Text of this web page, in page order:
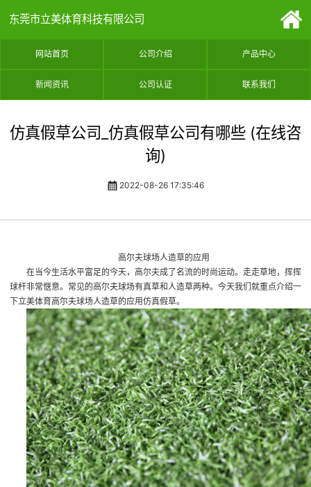
东莞市立美体育科技有限公司
网站首页 公司介绍 产品中心
新闻资讯 公司认证 联系我们
仿真假草公司_仿真假草公司有哪些 (在线咨
询)
2022-08-26 17:35:46
高尔夫球场人造草的应用
在当今生活水平富足的今天，高尔夫成了名流的时尚运动。走走草地，挥挥
球杆非常惬意。常见的高尔夫球场有真草和人造草两种。今天我们就重点介绍一
下立美体育高尔夫球场人造草的应用仿真假草。